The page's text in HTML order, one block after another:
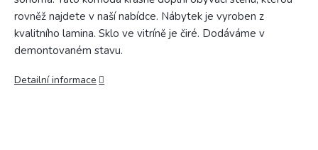
rovněž najdete v naší nabídce. Nábytek je vyroben z
kvalitního lamina. Sklo ve vitríně je čiré. Dodáváme v
demontovaném stavu.
Detailní informace